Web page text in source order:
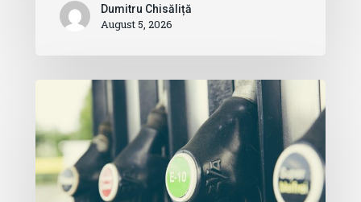
Dumitru Chisăliță
August 5, 2026